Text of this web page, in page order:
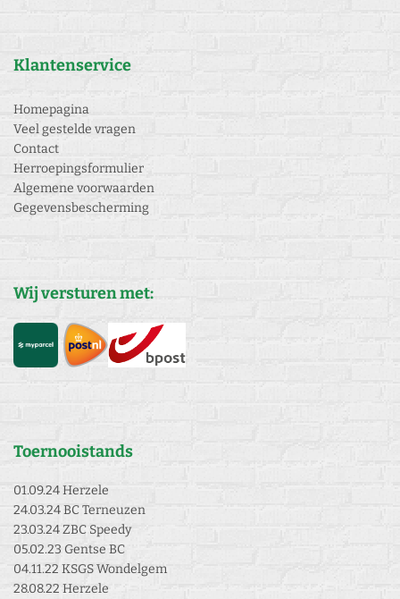
Klantenservice
Homepagina
Veel gestelde vragen
Contact
Herroepingsformulier
Algemene voorwaarden
Gegevensbescherming
Wij versturen met:
Toernooistands
01.09.24 Herzele
24.03.24 BC Terneuzen
23.03.24 ZBC Speedy
05.02.23 Gentse BC
04.11.22 KSGS Wondelgem
28.08.22 Herzele